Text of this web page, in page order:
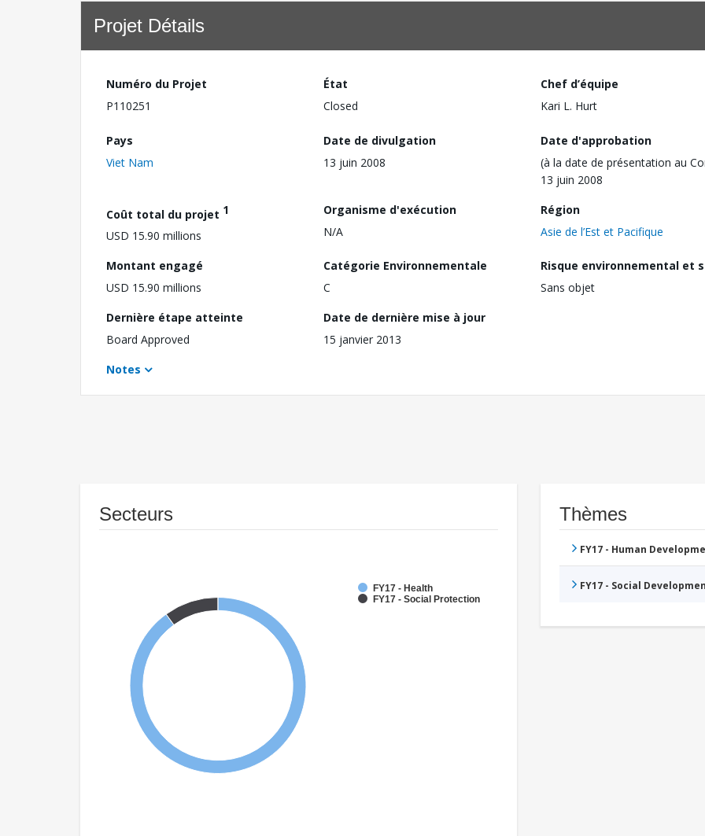
Projet Détails
Numéro du Projet
P110251
État
Closed
Chef d’équipe
Kari L. Hurt
Pays
Viet Nam
Date de divulgation
13 juin 2008
Date d'approbation
(à la date de présentation au
13 juin 2008
Coût total du projet 1
USD 15.90 millions
Organisme d'exécution
N/A
Région
Asie de l’Est et Pacifique
Montant engagé
USD 15.90 millions
Catégorie Environnementale
C
Risque environnemental et
Sans objet
Dernière étape atteinte
Board Approved
Date de dernière mise à jour
15 janvier 2013
Notes
Secteurs
FY17 - Health
FY17 - Social Protection
Thèmes
FY17 - Human
FY17 - Social